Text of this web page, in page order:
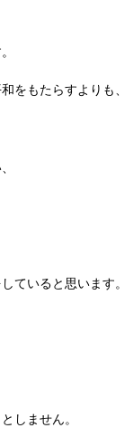
をもたらすよりも、
ていると思います。
しません。